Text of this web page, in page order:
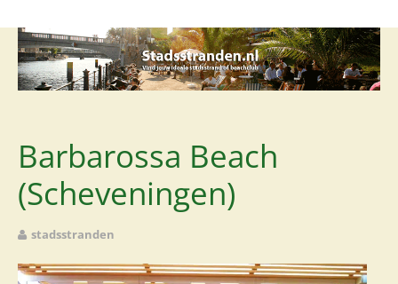
Beachclub
Lounge
Club
Rooftop
Foodcourt
Barbarossa Beach
(Scheveningen)
stadsstranden